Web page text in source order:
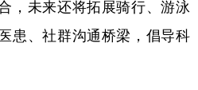
，未来还将拓展骑行、游泳
患、社群沟通桥梁，倡导科